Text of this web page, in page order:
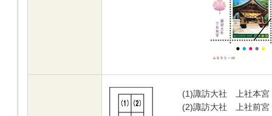
(1)諏訪大社 上社本宮
(2)諏訪大社 上社前宮